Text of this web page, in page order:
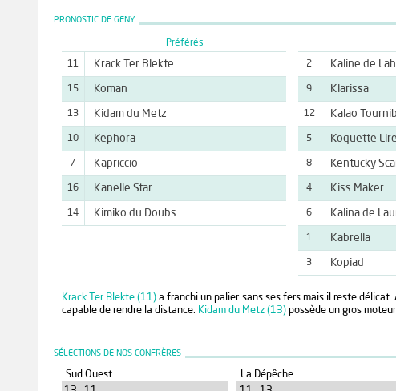
PRONOSTIC DE GENY
Préférés
11 Krack Ter Blekte
15 Koman
13 Kidam du Metz
10 Kephora
7 Kapriccio
16 Kanelle Star
14 Kimiko du Doubs
2 Kaline de
9 Klarissa
12 Kalao
5 Koquette Lire
8 Kentucky
4 Kiss Maker
6 Kalina de
1 Kabrella
3 Kopiad
Krack Ter Blekte (11)a franchi un palier sans ses fers mais il reste
capable de rendre la distance.
Kidam du Metz (13)possède un gros
SÉLECTIONS DE NOS CONFRÈRES
Sud Ouest
La Dépêche